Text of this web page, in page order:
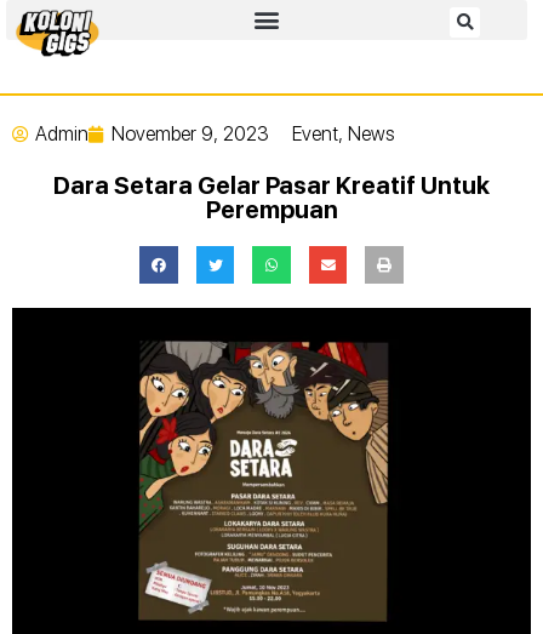
Admin November 9, 2023 Event, News
Dara Setara Gelar Pasar Kreatif Untuk
Perempuan